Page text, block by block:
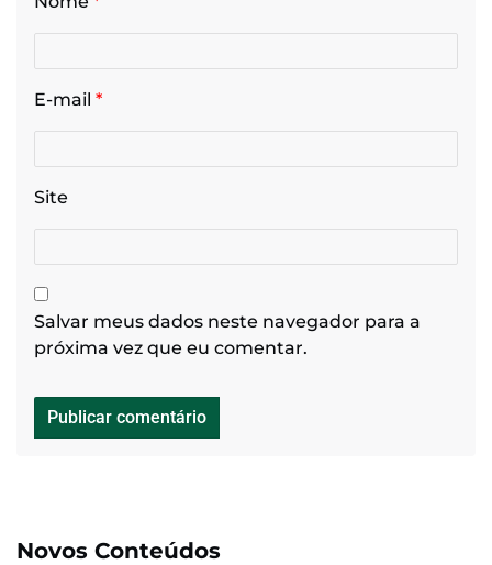
E-mail *
Site
Salvar meus dados neste navegador para a
próxima vez que eu comentar.
Novos Conteúdos